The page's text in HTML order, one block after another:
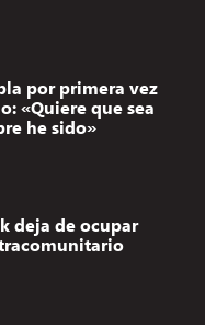
por primera vez
«Quiere que sea
he sido»
deja de ocupar